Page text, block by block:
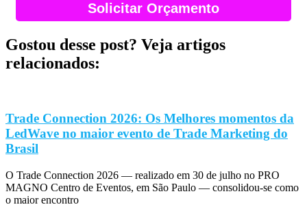
Solicitar Orçamento
Gostou desse post? Veja artigos
relacionados:
Trade Connection 2026: Os Melhores momentos da
LedWave no maior evento de Trade Marketing do
Brasil
O Trade Connection 2026 — realizado em 30 de julho no PRO
MAGNO Centro de Eventos, em São Paulo — consolidou-se como
o maior encontro